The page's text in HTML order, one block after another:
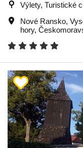
Výlety, Turistické
Nové Ransko,
hory,